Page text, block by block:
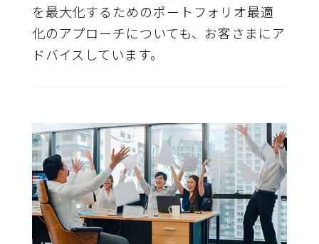
を最大化するためのポートフォリオ最適
化のアプローチについても、お客さまにア
ドバイスしています。